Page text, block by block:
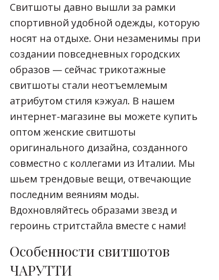
Свитшоты давно вышли за рамки
спортивной удобной одежды, которую
носят на отдыхе. Они незаменимы при
создании повседневных городских
образов — сейчас трикотажные
свитшоты стали неотъемлемым
атрибутом стиля кэжуал. В нашем
интернет-магазине вы можете купить
оптом женские свитшоты
оригинального дизайна, созданного
совместно с коллегами из Италии. Мы
шьем трендовые вещи, отвечающие
последним веяниям моды.
Вдохновляйтесь образами звезд и
героинь стритстайла вместе с нами!
Особенности свитшотов
ЧАРУТТИ